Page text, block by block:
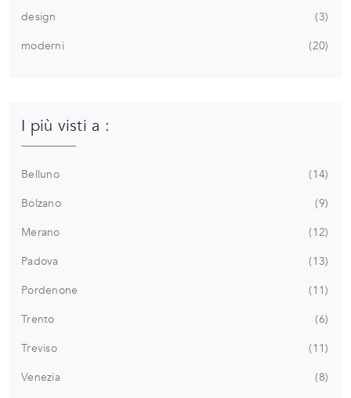
design
3
moderni
20
I più visti a :
Belluno
14
Bolzano
9
Merano
12
Padova
13
Pordenone
11
Trento
6
Treviso
11
Venezia
8